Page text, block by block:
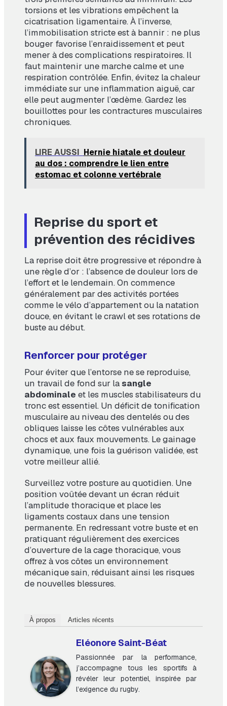
torsions et les vibrations empêchent la
cicatrisation ligamentaire. À l’inverse,
l’immobilisation stricte est à bannir : ne plus
bouger favorise l’enraidissement et peut
mener à des complications respiratoires. Il
faut maintenir une marche calme et une
respiration contrôlée. Enfin, évitez la chaleur
immédiate sur une inflammation aiguë, car
elle peut augmenter l’œdème. Gardez les
bouillottes pour les contractures musculaires
chroniques.
LIRE AUSSI Hernie hiatale et douleur
au dos : comprendre le lien entre
estomac et colonne vertébrale
Reprise du sport et
prévention des récidives
La reprise doit être progressive et répondre à
une règle d’or : l’absence de douleur lors de
l’effort et le lendemain. On commence
généralement par des activités portées
comme le vélo d’appartement ou la natation
douce, en évitant le crawl et ses rotations de
buste au début.
Renforcer pour protéger
Pour éviter que l’entorse ne se reproduise,
un travail de fond sur lasangle
abdominale et les muscles stabilisateurs du
tronc est essentiel. Un déficit de tonification
musculaire au niveau des dentelés ou des
obliques laisse les côtes vulnérables aux
chocs et aux faux mouvements. Le gainage
dynamique, une fois la guérison validée, est
votre meilleur allié.
Surveillez votre posture au quotidien. Une
position voûtée devant un écran réduit
l’amplitude thoracique et place les
ligaments costaux dans une tension
permanente. En redressant votre buste et en
pratiquant régulièrement des exercices
d’ouverture de la cage thoracique, vous
offrez à vos côtes un environnement
mécanique sain, réduisant ainsi les risques
de nouvelles blessures.
À propos Articles récents
Eléonore Saint-Béat
Passionnée par la performance,
j’accompagne tous les sportifs à
révéler leur potentiel, inspirée par
l’exigence du rugby.